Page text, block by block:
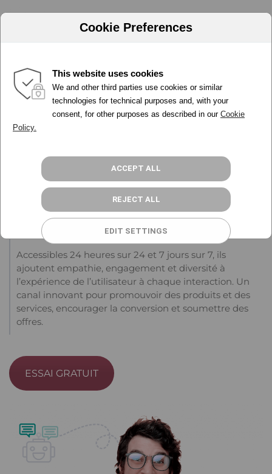
POURQUOI ADA
FONCTIONNALITÉS
TARIFS
RESSOURCES
CONNEXION
ESSAI GRATUIT
Chattez
Étonnez
Convertissez
Assistants virtuels 3D
Accessibles 24 heures sur 24 et 7 jours sur 7, ils
ajoutent empathie, engagement et diversité à
l’expérience de l’utilisateur à chaque interaction. Un
canal innovant pour promouvoir des produits et des
services, encourager la conversion et soumettre des
offres.
ESSAI GRATUIT
Cookie Preferences
This website uses cookies
We and other third parties use cookies or similar
technologies for technical purposes and, with your
consent, for other purposes as described in our Cookie
Policy.
ACCEPT ALL
REJECT ALL
EDIT SETTINGS